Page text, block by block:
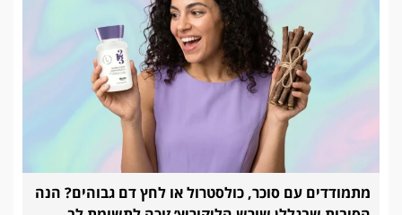
מתמודדים עם סוכר, כולסטרול או לחץ דם גבוהים? הנה